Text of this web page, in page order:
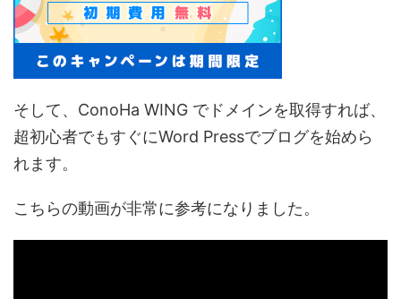
そして、ConoHa WING でドメインを取得すれば、
超初心者でもすぐにWord Pressでブログを始めら
れます。
こちらの動画が非常に参考になりました。